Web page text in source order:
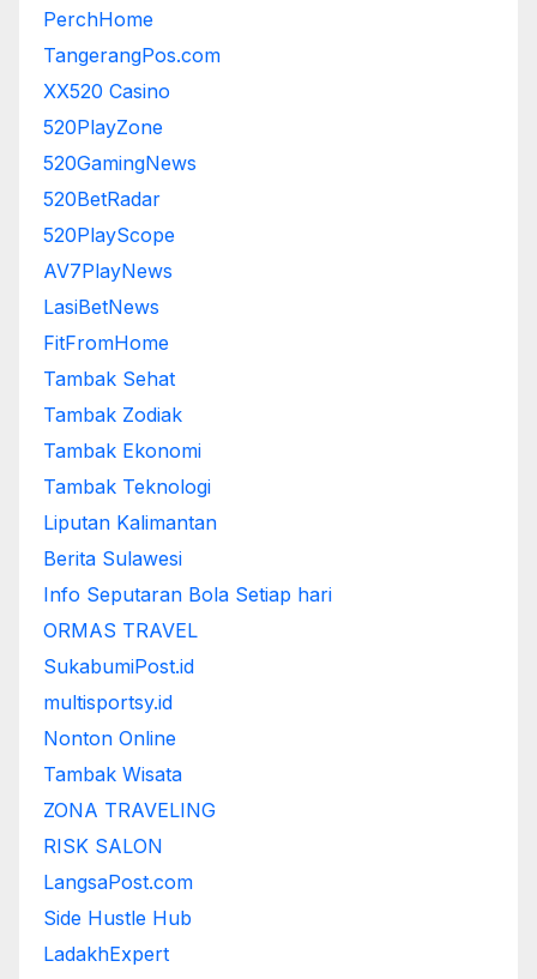
PerchHome
TangerangPos.com
XX520 Casino
520PlayZone
520GamingNews
520BetRadar
520PlayScope
AV7PlayNews
LasiBetNews
FitFromHome
Tambak Sehat
Tambak Zodiak
Tambak Ekonomi
Tambak Teknologi
Liputan Kalimantan
Berita Sulawesi
Info Seputaran Bola Setiap hari
ORMAS TRAVEL
SukabumiPost.id
multisportsy.id
Nonton Online
Tambak Wisata
ZONA TRAVELING
RISK SALON
LangsaPost.com
Side Hustle Hub
LadakhExpert